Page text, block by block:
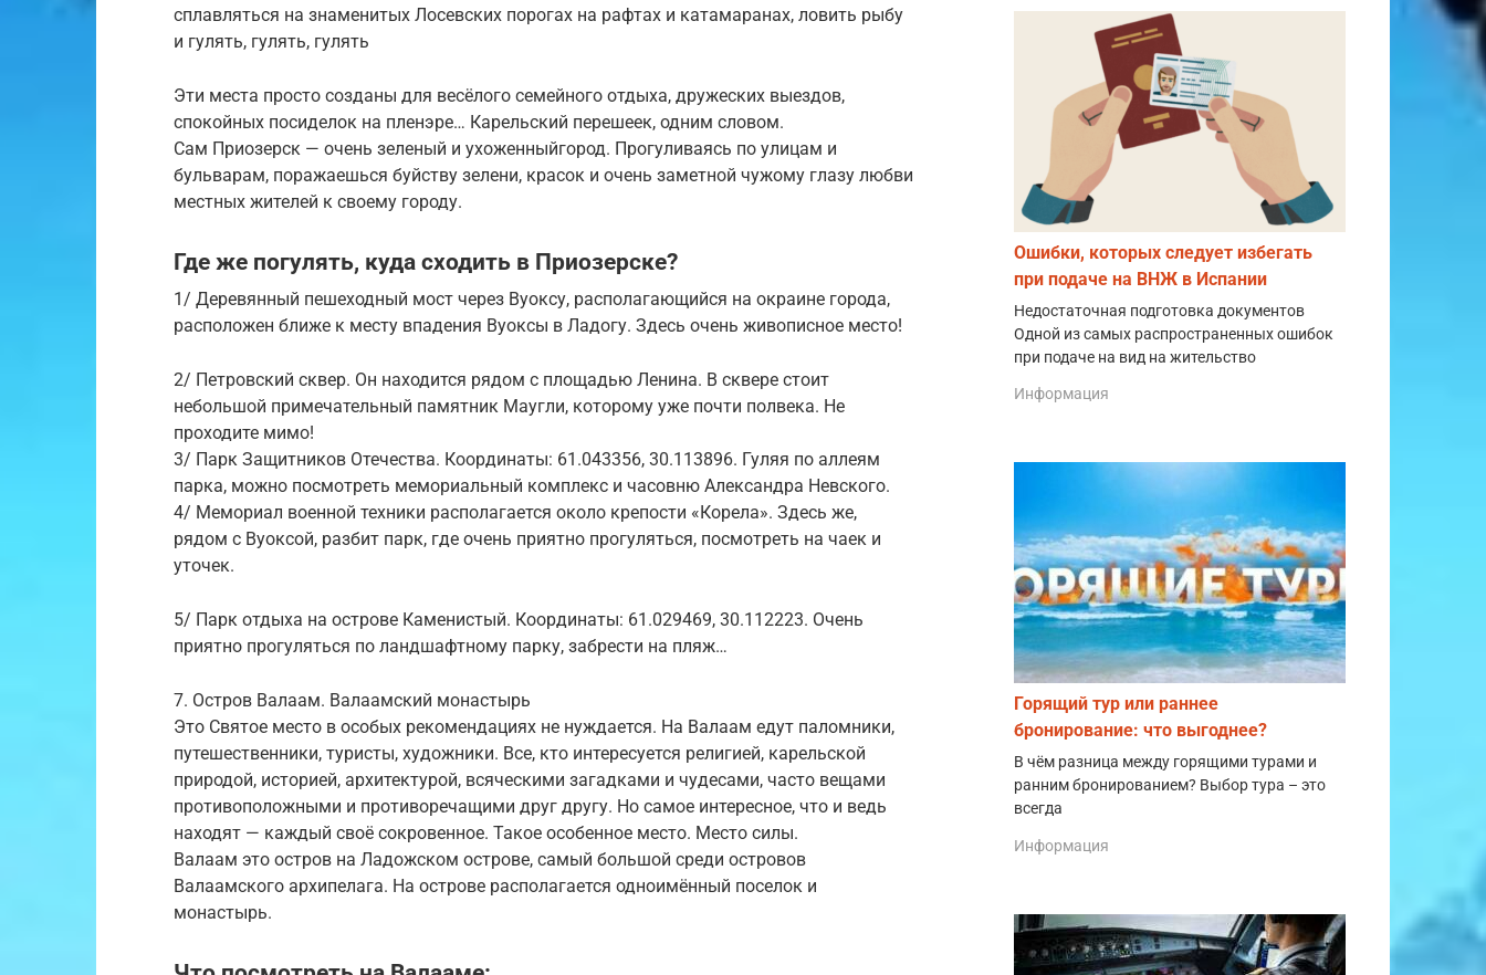
сплавляться на знаменитых Лосевских порогах на рафтах и катамаранах, ловить рыбу
и гулять, гулять, гулять
Эти места просто созданы для весёлого семейного отдыха, дружеских выездов,
спокойных посиделок на пленэре… Карельский перешеек, одним словом.
​Сам Приозерск — очень зеленый и ухоженныйгород. Прогуливаясь по улицам и
бульварам, поражаешься буйству зелени, красок и очень заметной чужому глазу любви
местных жителей к своему городу.
Где же погулять, куда сходить в Приозерске?
1/ Деревянный пешеходный мост через Вуоксу, располагающийся на окраине города,
расположен ближе к месту впадения Вуоксы в Ладогу. Здесь очень живописное место!
2/ Петровский сквер. Он находится рядом с площадью Ленина. В сквере стоит
небольшой примечательный памятник Маугли, которому уже почти полвека. Не
проходите мимо!
3/ Парк Защитников Отечества. Координаты: 61.043356, 30.113896. Гуляя по аллеям
парка, можно посмотреть мемориальный комплекс и часовню Александра Невского.
4/ Мемориал военной техники располагается около крепости «Корела». Здесь же,
рядом с Вуоксой, разбит парк, где очень приятно прогуляться, посмотреть на чаек и
уточек.
5/ Парк отдыха на острове Каменистый. Координаты: 61.029469, 30.112223. Очень
приятно прогуляться по ландшафтному парку, забрести на пляж…
7. Остров Валаам. Валаамский монастырь
Это Святое место в особых рекомендациях не нуждается. На Валаам едут паломники,
путешественники, туристы, художники. Все, кто интересуется религией, карельской
природой, историей, архитектурой, всяческими загадками и чудесами, часто вещами
противоположными и противоречащими друг другу. Но самое интересное, что и ведь
находят — каждый своё сокровенное. Такое особенное место. Место силы.
Валаам это остров на Ладожском острове, самый большой среди островов
Валаамского архипелага. На острове располагается одноимённый поселок и
монастырь.
Ошибки, которых следует избегать
при подаче на ВНЖ в Испании
Недостаточная подготовка документов
Одной из самых распространенных ошибок
при подаче на вид на жительство
Информация
Горящий тур или раннее
бронирование: что выгоднее?
В чём разница между горящими турами и
ранним бронированием? Выбор тура – это
всегда
Информация